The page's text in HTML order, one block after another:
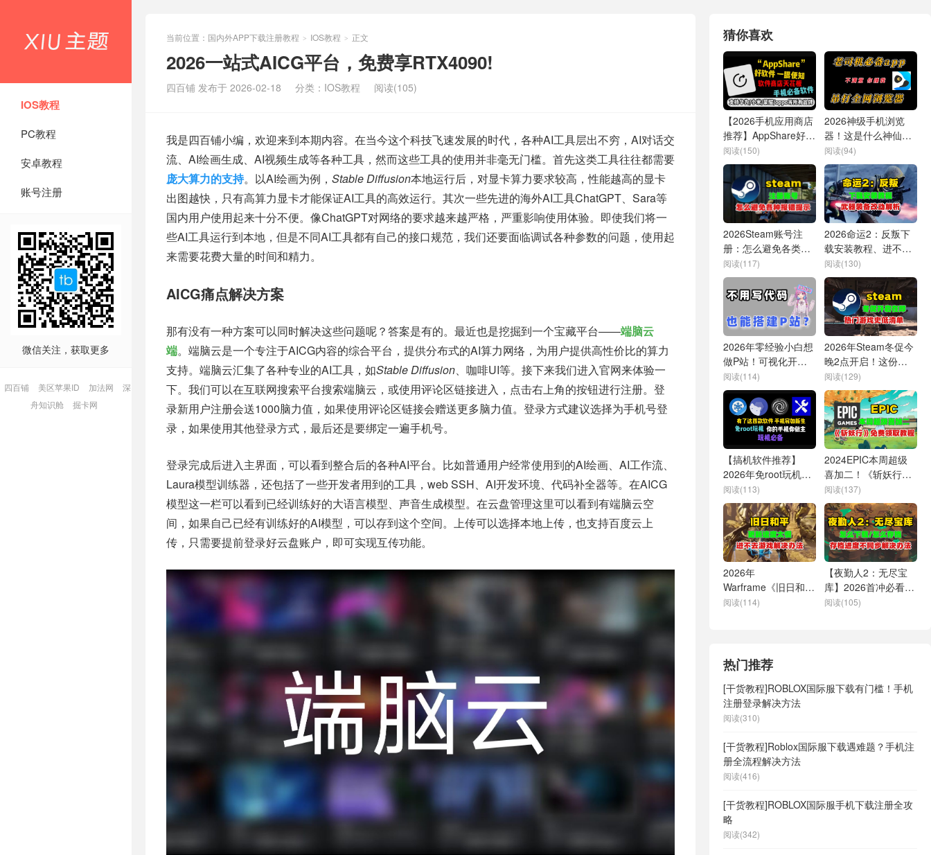
IOS教程
PC教程
安卓教程
账号注册
微信关注，获取更多
四百铺 美区苹果ID 加法网
深
舟知识舱
掘卡网
当前位置： 国内外APP下载注册教程 > IOS教程 > 正文
2026一站式AICG平台，免费享RTX4090!
四百铺 发布于 2026-02-18 分类： IOS教程 阅读(105)
我是四百铺小编，欢迎来到本期内容。在当今这个科技飞速发展的时代，各种AI工具层出不穷，AI对话交
流、AI绘画生成、AI视频生成等各种工具，然而这些工具的使用并非毫无门槛。首先这类工具往往都需要
庞大算力的支持。以AI绘画为例， Stable Diffusion本地运行后，对显卡算力要求较高，性能越高的显卡
出图越快，只有高算力显卡才能保证AI工具的高效运行。其次一些先进的海外AI工具ChatGPT、Sara等
国内用户使用起来十分不便。像ChatGPT对网络的要求越来越严格，严重影响使用体验。即使我们将一
些AI工具运行到本地，但是不同AI工具都有自己的接口规范，我们还要面临调试各种参数的问题，使用起
来需要花费大量的时间和精力。
AICG痛点解决方案
那有没有一种方案可以同时解决这些问题呢？答案是有的。最近也是挖掘到一个宝藏平台——端脑云
端。端脑云是一个专注于AICG内容的综合平台，提供分布式的AI算力网络，为用户提供高性价比的算力
支持。端脑云汇集了各种专业的AI工具，如Stable Diffusion、咖啡UI等。接下来我们进入官网来体验一
下。我们可以在互联网搜索平台搜索端脑云，或使用评论区链接进入，点击右上角的按钮进行注册。登
录新用户注册会送1000脑力值，如果使用评论区链接会赠送更多脑力值。登录方式建议选择为手机号登
录，如果使用其他登录方式，最后还是要绑定一遍手机号。
登录完成后进入主界面，可以看到整合后的各种AI平台。比如普通用户经常使用到的AI绘画、AI工作流、
Laura模型训练器，还包括了一些开发者用到的工具，web SSH、AI开发环境、代码补全器等。在AICG
模型这一栏可以看到已经训练好的大语言模型、声音生成模型。在云盘管理这里可以看到有端脑云空
间，如果自己已经有训练好的AI模型，可以存到这个空间。上传可以选择本地上传，也支持百度云上
传，只需要提前登录好云盘账户，即可实现互传功能。
猜你喜欢
【2026手机应用商店
推荐】AppShare好用
无需多言，AppShare
下载
阅读(150)
2026神级手机浏览
器！这是什么神仙应
用？务必低调使用
阅读(94)
2026Steam账号注
册：怎么避免各类报
错提示？教你一个快
捷方法
阅读(117)
2026命运2：反叛下
载安装教程、进不去
解决办法及武器装备
改动解析
阅读(130)
2026年零经验小白想
做P站！可视化开发
竟这么香！
阅读(114)
2026年Steam冬促今
晚2点开启！这份热
门游戏史低清单请收
好！
阅读(129)
【搞机软件推荐】
2026年免root玩机，
让手机流畅翻倍，这
才是手机必备软件
阅读(113)
2024EPIC本周超级
喜加二！《斩妖行》
《乔雷儿的兄弟》免
费领取攻略
阅读(137)
2026年
Warframe《旧日和
平》10号上线必看！
阅读(114)
【夜勤人2：无尽宝
库】2026首冲必看：
下载、存档及异常问
阅读(105)
热门推荐
[干货教程]ROBLOX国际服下载有门槛！手机
注册登录解决方法
阅读(310)
[干货教程]Roblox国际服下载遇难题？手机注
册全流程解决方法
阅读(416)
[干货教程]ROBLOX国际服手机下载注册全攻
略
阅读(342)